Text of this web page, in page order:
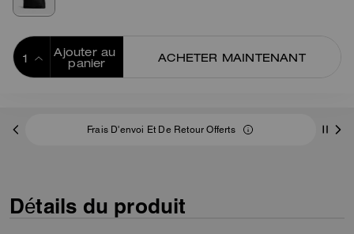
Ajouter au
panier
ACHETER MAINTENANT
Frais D'envoi Et De Retour Offerts
Détails du produit